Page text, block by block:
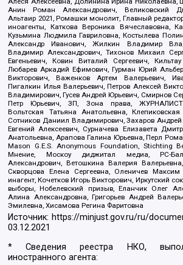
Анин Роман Александрович, Великовский
Альтаир 2021, Ромашки монолит, Главный
иноагенты, Каткова Вероника Вячеславовна,
Кузьмина Людмила Гавриловна, Костылева
Александр Иванович, Жилкин Владимир
Владимир Александрович, Тихонов Михаил
Евгеньевич, Ковин Виталий Сергеевич,
Любарев Аркадий Ефимович, Гурман Юрий
Викторович, Важенков Артем Валерьевич,
Пигалкин Илья Валерьевич, Петров Алексей
Владимирович, Гусев Андрей Юрьевич, Смирнов
Петр Юрьевич, ЗП, Зона права,
Вольтская Татьяна Анатольевна,
Сотников Даниил Владимирович, Захаров
Евгений Алексеевич, Сурначева Елизавета
Анатольевна, Арапова Галина Юрьевна, Перл
Mason G.E.S. Anonymous Foundation, Stichting
Мнение, Москоу диджитал медиа, РС-
Александрович, Ветошкина Валерия
Скворцова Елена Сергеевна, Оленичев
инагент, Кочетков Игорь Викторович, Иркутский
выборы, Нобелевский призыв, Еланчик Олег
Алина Александровна, Григорьев Андрей
Эмилевна, Хисамова Регина Фаритовна
Источник: https://minjust.gov.ru/ru/
03.12.2021
* Сведения реестра НКО,
иностранного агента: